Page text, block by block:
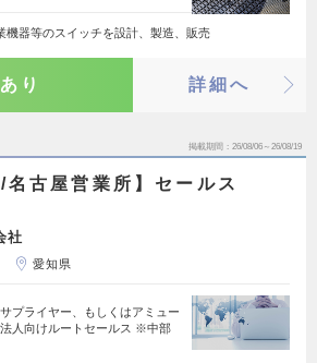
機器等のスイッチを設計、製造、販売
り 詳細へ
掲載期間 26/08/06～26/08/19
名古屋営業所】セールス
社
愛知県
プライヤー、もしくはアミュー
人向けルートセールス ※中部